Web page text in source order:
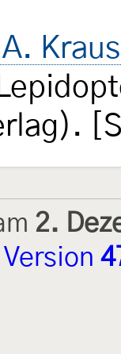
2.
Version